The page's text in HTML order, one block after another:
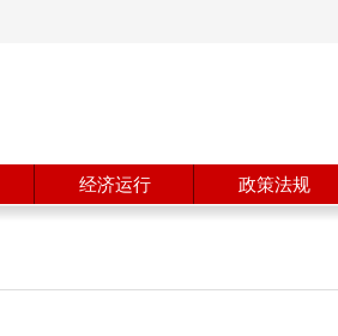
经济运行 政策法规